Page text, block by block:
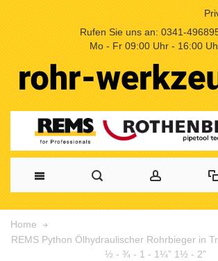
Rufen Sie uns an: 0341-
Mo - Fr 09:00 Uhr - 16:00
Home
REMS Python Ölhydraulischer Rohrbieger in
½ - ¾ - 1 - 1¼” 1½ - 2"